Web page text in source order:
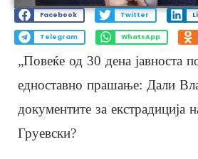
Facebook Twitter
Telegram WhatsApp
„Повеќе од 30 дена јавноста
едноставно прашање: Дали
документите за екстрадиција
Груевски?